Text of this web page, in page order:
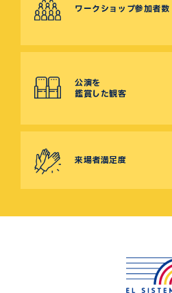
ワークショップ参加者数
公演を
鑑賞した観客
来場者満足度